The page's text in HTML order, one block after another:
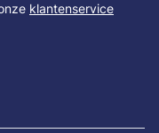
klantenservice